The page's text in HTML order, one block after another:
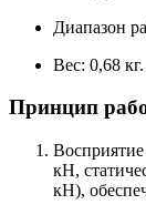
Диапазон
Вес: 0,68 кг.
Принцип
кН,
кН),